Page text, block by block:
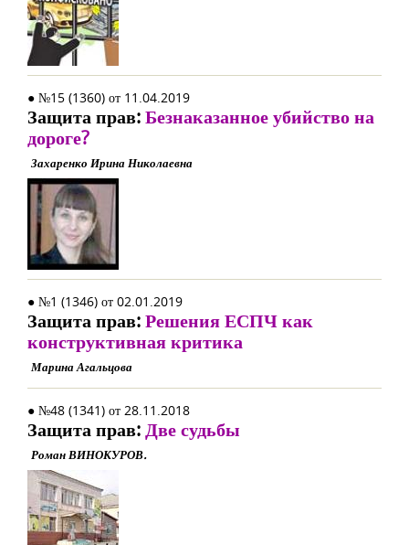
● №15 (1360) от 11.04.2019
Защита прав:Безнаказанное убийство на
дороге?
Захаренко Ирина Николаевна
● №1 (1346) от 02.01.2019
Защита прав:Решения ЕСПЧ как
конструктивная критика
Марина Агальцова
● №48 (1341) от 28.11.2018
Защита прав:Две судьбы
Роман ВИНОКУРОВ.